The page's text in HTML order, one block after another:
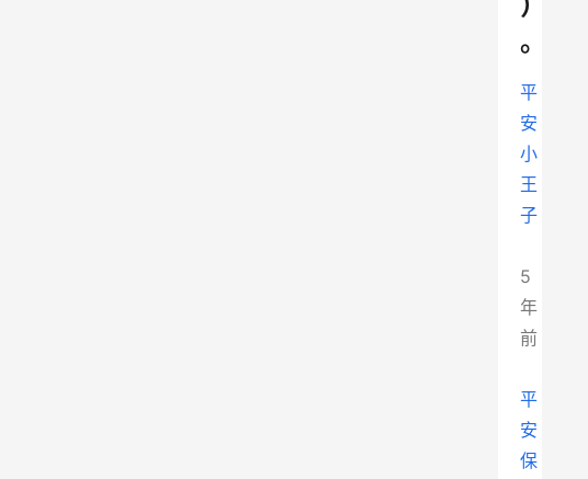
。
平
安
小
王
子
5
年
前
平
安
保